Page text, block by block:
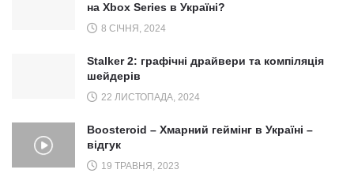
на Xbox Series в Україні?
8 СІЧНЯ, 2024
Stalker 2: графічні драйвери та компіляція
шейдерів
22 ЛИСТОПАДА, 2024
Boosteroid – Хмарний геймінг в Україні –
відгук
19 ТРАВНЯ, 2023